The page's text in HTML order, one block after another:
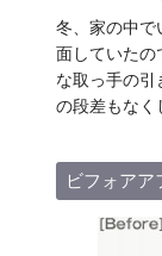
冬、家の中で
面していたの
な取っ手の引
の段差もなく
ビフォアア